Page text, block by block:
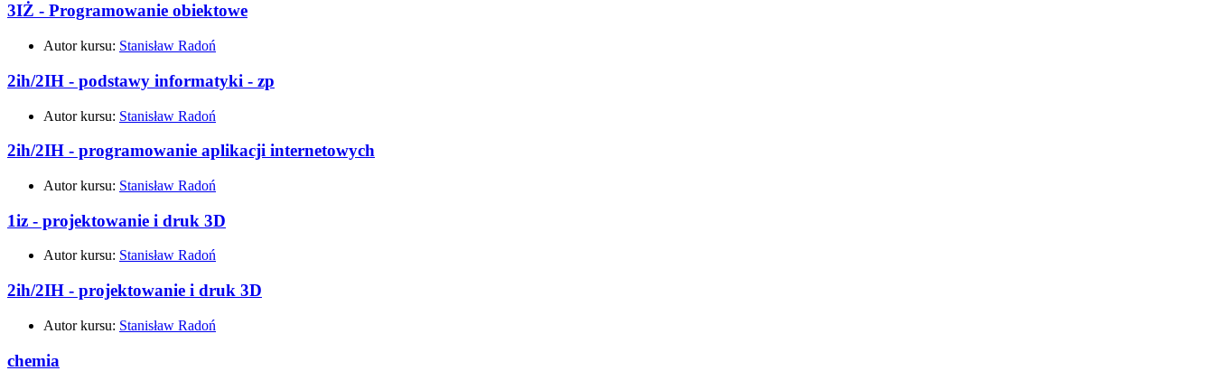
3IŻ - Programowanie obiektowe
Autor kursu: Stanisław Radoń
2ih/2IH - podstawy informatyki - zp
Autor kursu: Stanisław Radoń
2ih/2IH - programowanie aplikacji internetowych
Autor kursu: Stanisław Radoń
1iz - projektowanie i druk 3D
Autor kursu: Stanisław Radoń
2ih/2IH - projektowanie i druk 3D
Autor kursu: Stanisław Radoń
chemia